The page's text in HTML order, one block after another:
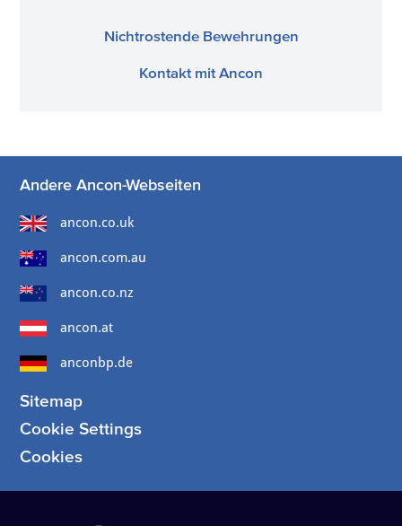
Nichtrostende Bewehrungen
Kontakt mit Ancon
Andere Ancon-Webseiten
ancon.co.uk
ancon.com.au
ancon.co.nz
ancon.at
anconbp.de
Sitemap
Cookie Settings
Cookies